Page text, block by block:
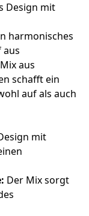
Design mit
harmonisches
aus
aus
schafft ein
auf als auch
mit
Der Mix sorgt